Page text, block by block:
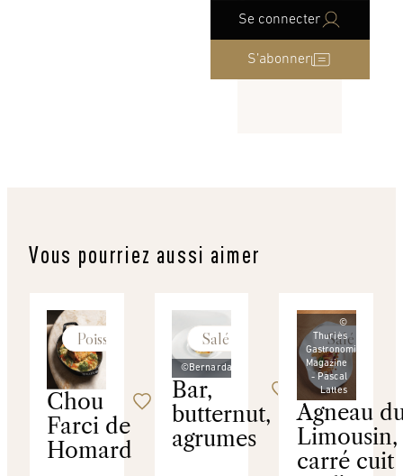
Se connecter
S’abonner
Vous pourriez aussi aimer
Poissons
Chou
Farci de
Homard
©Bernardaud
Salé
Bar,
butternut,
agrumes
©
Thuriès
Gastronomie
Magazine
- Pascal
Lattes
Salé
Agneau
Limousin,
carré cuit